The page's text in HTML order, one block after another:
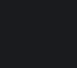
así como animales
su gloria de antaño
en una misión para
en las